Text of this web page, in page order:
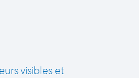
visibles et